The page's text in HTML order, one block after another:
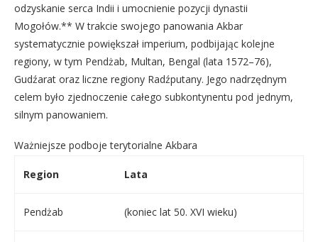
odzyskanie serca Indii i umocnienie pozycji dynastii
Mogołów.** W trakcie swojego panowania Akbar
systematycznie powiększał imperium, podbijając kolejne
regiony, w tym Pendżab, Multan, Bengal (lata 1572–76),
Gudźarat oraz liczne regiony Radźputany. Jego nadrzędnym
celem było zjednoczenie całego subkontynentu pod jednym,
silnym panowaniem.
Ważniejsze podboje terytorialne Akbara
Region Lata
Pendżab (koniec lat 50. XVI wieku)